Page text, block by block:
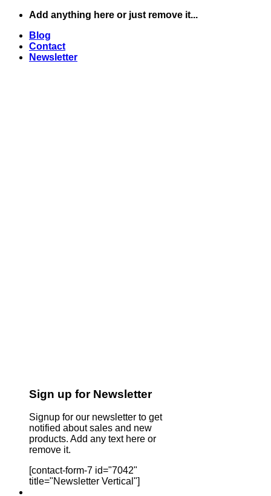
Skip
content
Add anything here or just remove it...
Blog
Contact
Newsletter
Sign up for Newsletter
Signup for our newsletter to get
notified about sales and new
products. Add any text here or
remove it.
[contact-form-7 id="7042"
title="Newsletter Vertical"]